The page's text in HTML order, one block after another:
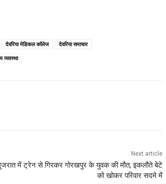
देवरिया मेडिकल कॉलेज
देवरिया समाचार
व्यवस्था
Next article
में ट्रेन से गिरकर गोरखपुर के युवक की मौत, इकलौते बेटे
को खोकर परिवार सदमे में